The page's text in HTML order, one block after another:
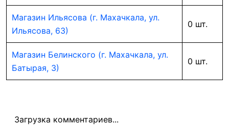
Магазин Ильясова (г. Махачкала, ул.
Ильясова, 63)
0 шт.
Магазин Белинского (г. Махачкала, ул.
Батырая, 3)
0 шт.
Загрузка комментариев...